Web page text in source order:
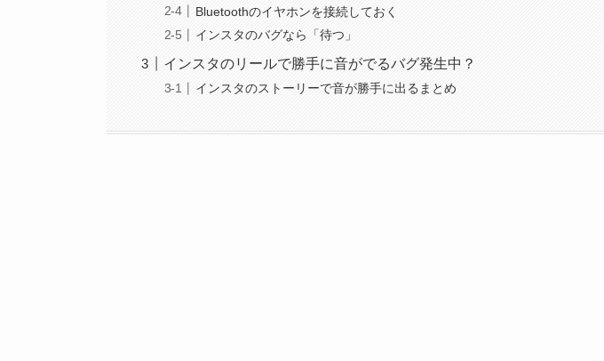
Bluetoothのイヤホンを接続しておく
インスタのバグなら「待つ」
インスタのリールで勝手に音がでるバグ発生中？
インスタのストーリーで音が勝手に出るまとめ